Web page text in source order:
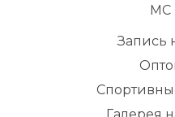
Запись